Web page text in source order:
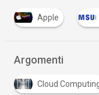
Apple
Argomenti
H Hardware